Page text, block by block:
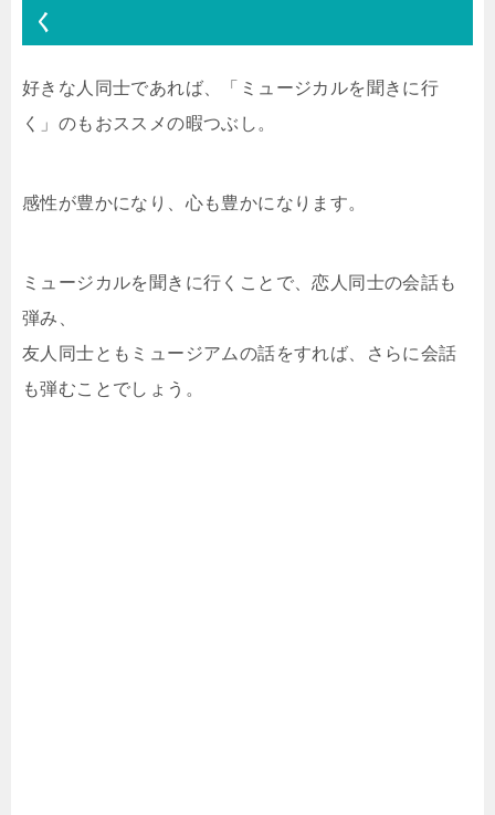
く
好きな人同士であれば、「ミュージカルを聞きに行
く」のもおススメの暇つぶし。
感性が豊かになり、心も豊かになります。
ミュージカルを聞きに行くことで、恋人同士の会話も
弾み、
友人同士ともミュージアムの話をすれば、さらに会話
も弾むことでしょう。